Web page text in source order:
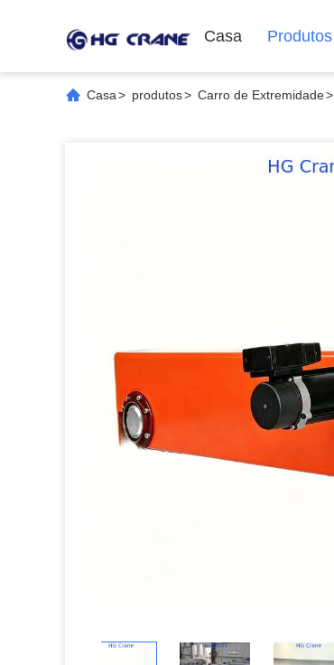
Casa Produtos
Casa> produtos> Carro de Extremidade>